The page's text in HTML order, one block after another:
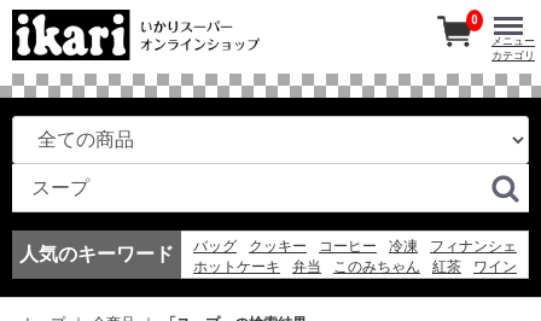
人気のキーワード バッグ クッキー コーヒー 冷凍
フィナンシェ
ホットケーキ
弁当 このみちゃん 紅茶
ワイン
0
メニュー
カテゴリ